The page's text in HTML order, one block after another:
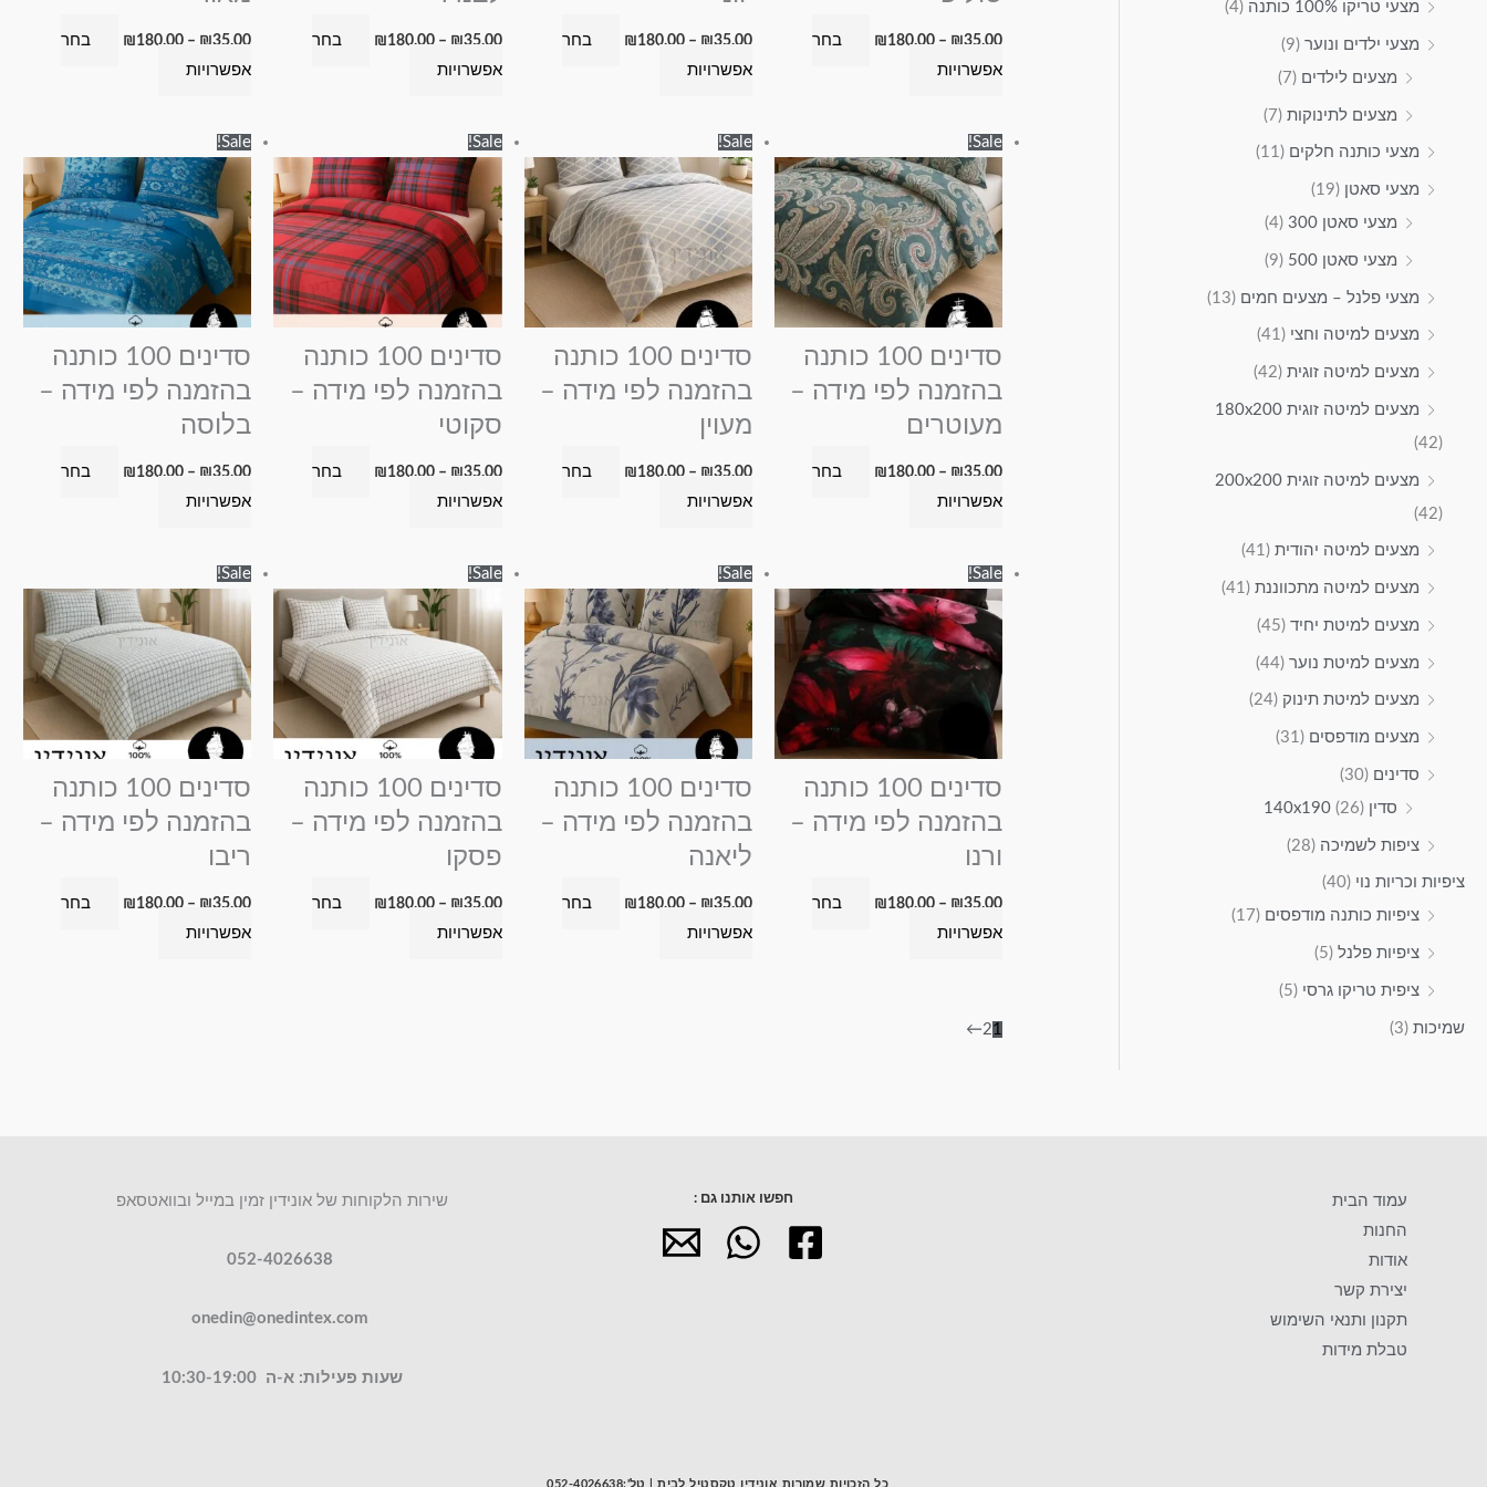
מצעי טריקו 100% כותנה
(4)
מצעי ילדים ונוער (9)
מצעים לילדים (7)
מצעים לתינוקות (7)
מצעי כותנה חלקים (11)
מצעי סאטן (19)
מצעי סאטן 300
(4)
מצעי סאטן 500 (9)
מצעי פלנל – מצעים חמים (13)
מצעים למיטה וחצי (41)
מצעים למיטה זוגית (42)
מצעים למיטה זוגית 180x200
(42)
מצעים למיטה זוגית 200x200
(42)
מצעים למיטה יהודית (41)
מצעים למיטה מתכווננת (41)
מצעים למיטת יחיד (45)
מצעים למיטת נוער (44)
מצעים למיטת תינוק (24)
מצעים מודפסים (31)
סדינים (30)
סדין 140x190 (26)
ציפות לשמיכה (28)
ציפיות וכריות נוי (40)
ציפיות כותנה מודפסים (17)
ציפיות פלנל (5)
ציפית טריקו גרסי (5)
שמיכות (3)
₪35.00
–
₪ 180.00
בחר
אפשרויות
₪35.00
–
₪ 180.00
בחר
אפשרויות
₪35.00
–
₪ 180.00
בחר
אפשרויות
₪35.00
–
₪ 180.00
בחר
אפשרויות
Sale!
סדינים 100 כותנה
בהזמנה לפי מידה –
מעוטרים
₪35.00
–
₪ 180.00
⁦₪35.00⁩
עד
⁦₪180.00⁩
בחר
אפשרויות
זה
יש
מספר
סוגים.
ניתן
לבחור
את
האפשרויות
המוצר
Sale!
סדינים 100 כותנה
בהזמנה לפי מידה –
מעוין
₪35.00
–
₪ 180.00
⁦₪35.00⁩
עד
⁦₪180.00⁩
בחר
אפשרויות
זה
יש
מספר
סוגים.
ניתן
לבחור
את
האפשרויות
Sale!
סדינים 100 כותנה
בהזמנה לפי מידה –
סקוטי
₪35.00
–
₪ 180.00
⁦₪35.00⁩
עד
⁦₪180.00⁩
בחר
אפשרויות
זה
יש
מספר
סוגים.
ניתן
לבחור
את
האפשרויות
Sale!
סדינים 100 כותנה
בהזמנה לפי מידה –
בלוסה
₪35.00
–
₪ 180.00
⁦₪35.00⁩
עד
⁦₪180.00⁩
בחר
אפשרויות
זה
יש
מספר
סוגים.
ניתן
לבחור
את
האפשרויות
Sale!
סדינים 100 כותנה
בהזמנה לפי מידה –
ורנו
₪35.00
–
₪ 180.00
עד
⁦₪180.00⁩
בחר
אפשרויות
זה
יש
מספר
סוגים.
ניתן
לבחור
את
האפשרויות
Sale!
סדינים 100 כותנה
בהזמנה לפי מידה –
ליאנה
₪35.00
–
₪ 180.00
עד
⁦₪180.00⁩
בחר
אפשרויות
זה
יש
מספר
סוגים.
ניתן
לבחור
את
האפשרויות
Sale!
סדינים 100 כותנה
בהזמנה לפי מידה –
פסקו
₪35.00
–
₪ 180.00
⁦₪35.00⁩
עד
⁦₪180.00⁩
בחר
אפשרויות
זה
יש
מספר
סוגים.
ניתן
לבחור
את
האפשרויות
Sale!
סדינים 100 כותנה
בהזמנה לפי מידה –
ריבו
₪35.00
–
₪ 180.00
⁦₪35.00⁩
עד
בחר
אפשרויות
זה
יש
מספר
סוגים.
ניתן
לבחור
את
האפשרויות
1
2
←
עמוד הבית
החנות
אודות
יצירת קשר
תקנון ותנאי השימוש
טבלת מידות
חפשו אותנו גם : שירות הלקוחות של אונידין זמין במייל ובוואטסאפ
שעות פעילות: א-ה 10:30-19:00
כל הזכויות שמורות אונידין טקסטיל לבית | טל':052-4026638